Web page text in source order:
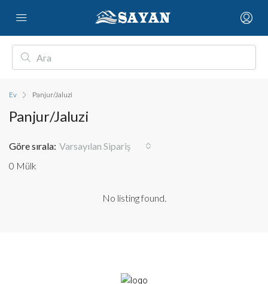
Ev Panjur/Jaluzi
Panjur/Jaluzi
0 Mülk
Göre sırala: Varsayılan Sipariş
No listing found.